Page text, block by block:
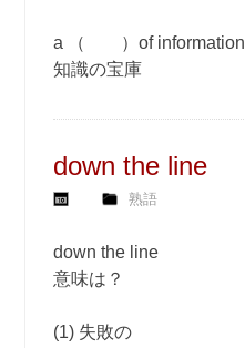
a （ ）of information
知識の宝庫
down the line
熟語
down the line
意味は？
(1) 失敗の